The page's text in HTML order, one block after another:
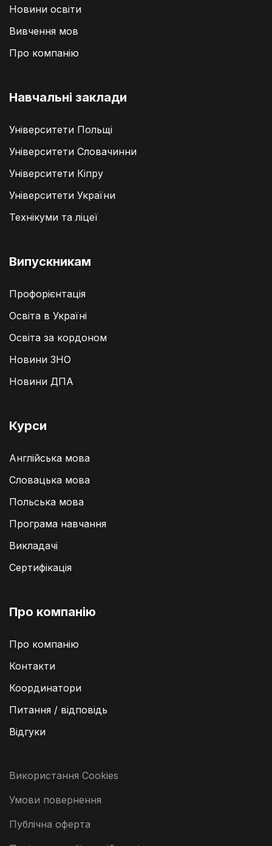
Новини освіти
Вивчення мов
Про компанію
Навчальні заклади
Університети Польщі
Університети Словачинни
Університети Кіпру
Університети України
Технікуми та ліцеї
Випускникам
Профорієнтація
Освіта в Україні
Освіта за кордоном
Новини ЗНО
Новини ДПА
Курси
Англійська мова
Словацька мова
Польська мова
Програма навчання
Викладачі
Сертифікація
Про компанію
Про компанію
Контакти
Координатори
Питання / відповідь
Відгуки
Використання Cookies
Умови повернення
Публічна оферта